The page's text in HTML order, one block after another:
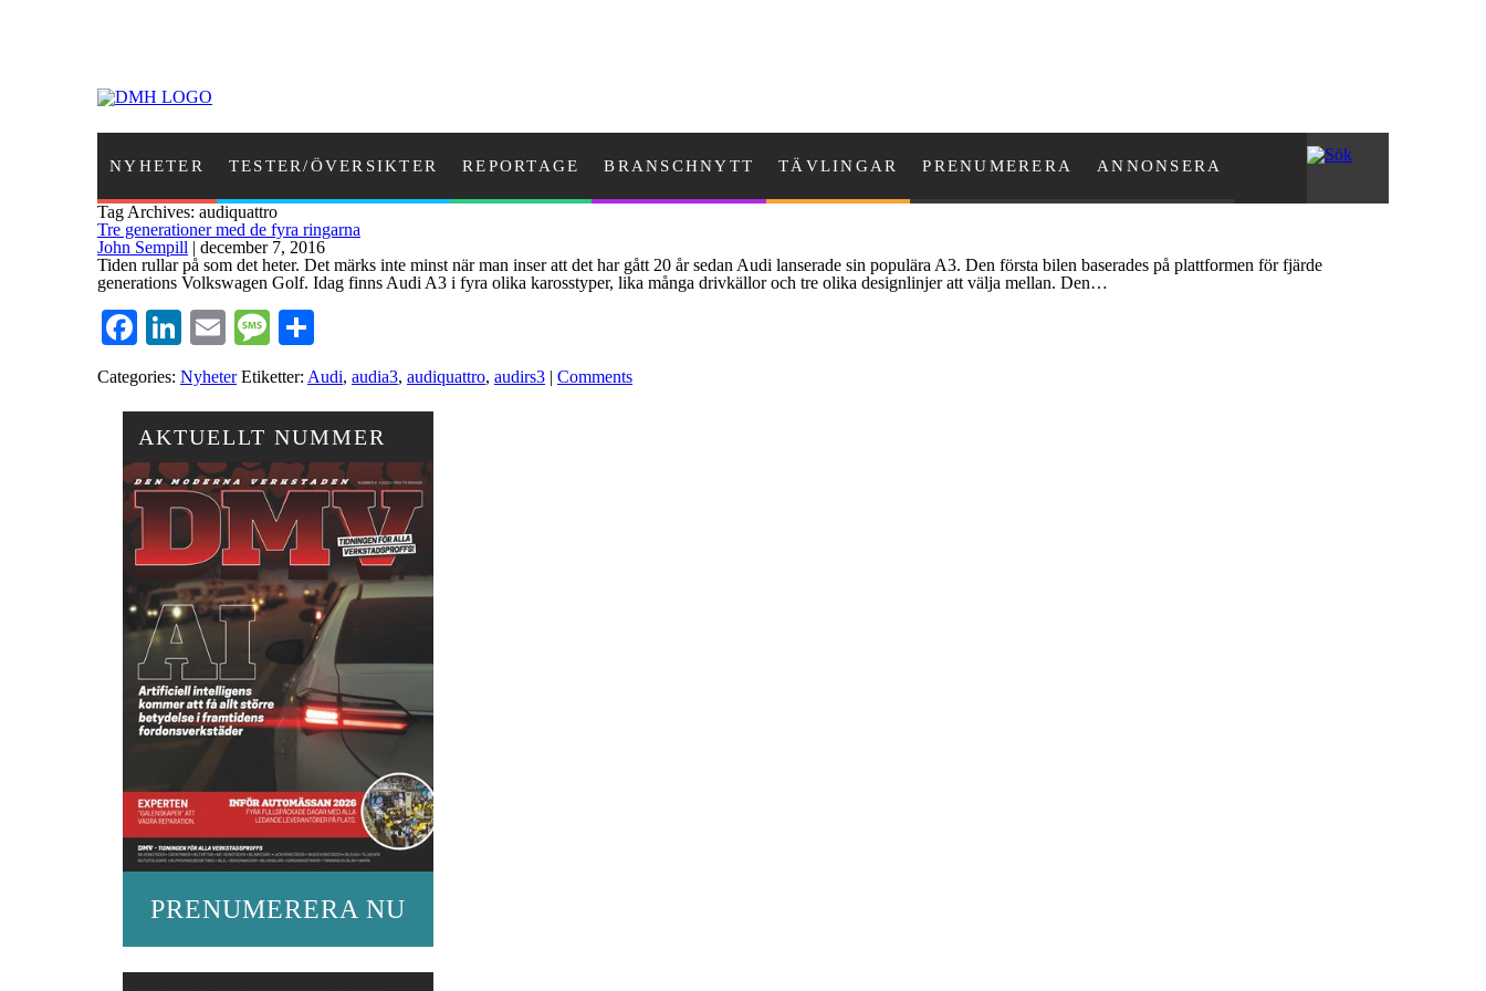
NYHETER TESTER/ÖVERSIKTER REPORTAGE BRANSCHNYTT TÄVLINGAR PRENUMERERA ANNONSERA
Tag Archives: audiquattro
Tre generationer med de fyra ringarna
John Sempill | december 7, 2016
Tiden rullar på som det heter. Det märks inte minst när man inser att det har gått 20 år sedan Audi lanserade sin populära A3. Den första bilen baserades på plattformen för fjärde
generations Volkswagen Golf. Idag finns Audi A3 i fyra olika karosstyper, lika många drivkällor och tre olika designlinjer att välja mellan. Den…
Facebook
LinkedIn
EmailMessage
Categories: Nyheter Etiketter: Audi, audia3, audiquattro, audirs3 | Comments
AKTUELLT NUMMER
PRENUMERERA NU